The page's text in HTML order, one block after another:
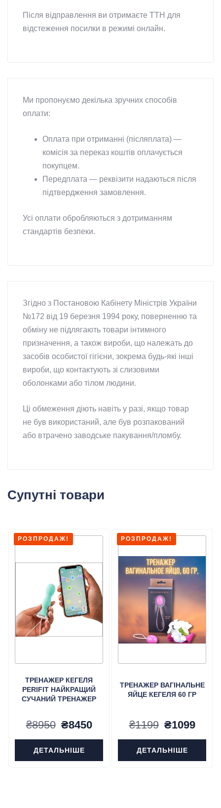
Після відправлення ви отримаєте ТТН для
відстеження посилки в режимі онлайн.
Ми пропонуємо декілька зручних способів
оплати:
Оплата при отриманні (післяплата) —
комісія за переказ коштів оплачується
покупцем.
Передплата — реквізити надаються після
підтвердження замовлення.
Усі оплати обробляються з дотриманням
стандартів безпеки.
Згідно з Постановою Кабінету Міністрів України
№172 від 19 березня 1994 року, поверненню та
обміну не підлягають товари інтимного
призначення, а також вироби, що належать до
засобів особистої гігієни, зокрема будь-які інші
вироби, що контактують зі слизовими
оболонками або тілом людини.
Ці обмеження діють навіть у разі, якщо товар
не був використаний, але був розпакований
або втрачено заводське пакування/пломбу.
Супутні товари
РОЗПРОДАЖ!
ТРЕНАЖЕР КЕГЕЛЯ
PERIFIT НАЙКРАЩИЙ
СУЧАНИЙ ТРЕНАЖЕР
₴8950 Оригінальна
ціна:
₴8950.
₴8450Поточна
ціна:
₴8450.
ДЕТАЛЬНІШЕ
РОЗПРОДАЖ!
ТРЕНАЖЕР ВАГІНАЛЬНЕ
ЯЙЦЕ КЕГЕЛЯ 60 ГР
₴1199
ціна:
₴1199.
₴1099
ціна:
ДЕТАЛЬНІШЕ